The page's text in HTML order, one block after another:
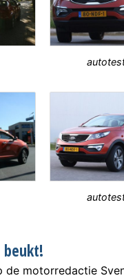
beukt!
de motorredactie